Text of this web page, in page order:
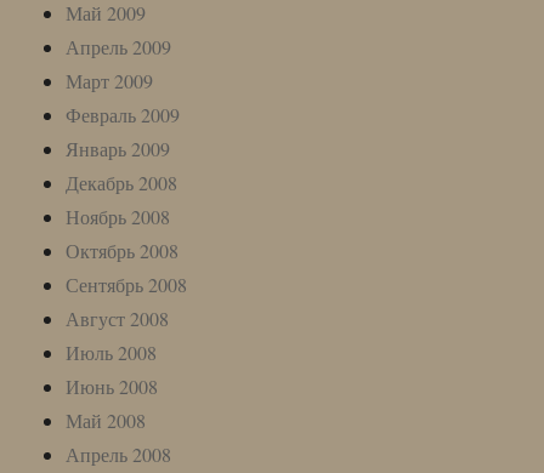
Май 2009
Апрель 2009
Март 2009
Февраль 2009
Январь 2009
Декабрь 2008
Ноябрь 2008
Октябрь 2008
Сентябрь 2008
Август 2008
Июль 2008
Июнь 2008
Май 2008
Апрель 2008